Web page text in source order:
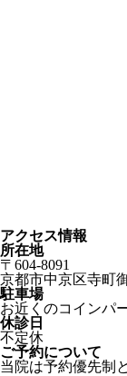
アクセス情報
所在地
〒604-8091
京都市中京区寺町
駐車場
お近くのコインパ
休診日
不定休
ご予約について
当院は予約優先制